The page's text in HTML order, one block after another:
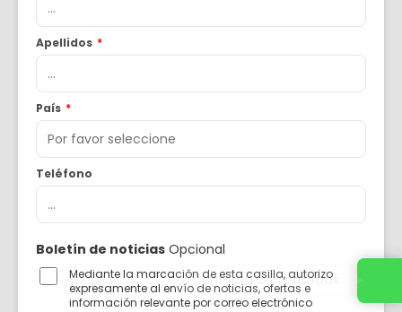
Apellidos *
País *
Teléfono
Boletín de noticias Opcional
Mediante la marcación de esta casilla, autorizo
expresamente al envío de noticias, ofertas e
información relevante por correo electrónico
Contacta con nosotros